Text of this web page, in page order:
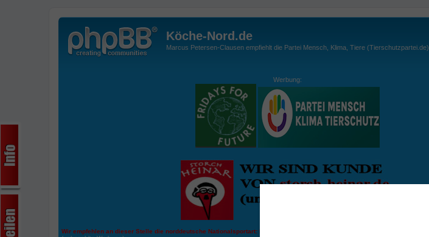
Köche-Nord.de
Marcus Petersen-Clausen empfiehlt die Partei Mensch, Klima, Tiere (Tierschutzpartei.de)
Werbung:
Wir empfehlen an dieser Stelle die norddeutsche Nationalsportart: